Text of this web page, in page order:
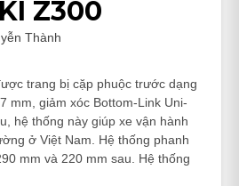
Z300
Thành
trang bị cặp phuộc trước dạng
mm, giảm xóc Bottom-Link Uni-
hệ thống này giúp xe vận hành
ở Việt Nam. Hệ thống phanh
mm và 220 mm sau. Hệ thống